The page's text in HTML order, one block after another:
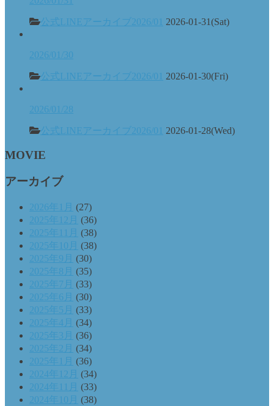
公式LINEアーカイブ2026/01 2026-01-31(Sat)
2026/01/30
公式LINEアーカイブ2026/01 2026-01-30(Fri)
2026/01/28
公式LINEアーカイブ2026/01 2026-01-28(Wed)
MOVIE
アーカイブ
2026年1月 (27)
2025年12月 (36)
2025年11月 (38)
2025年10月 (38)
2025年9月 (30)
2025年8月 (35)
2025年7月 (33)
2025年6月 (30)
2025年5月 (33)
2025年4月 (34)
2025年3月 (36)
2025年2月 (34)
2025年1月 (36)
2024年12月 (34)
2024年11月 (33)
2024年10月 (38)